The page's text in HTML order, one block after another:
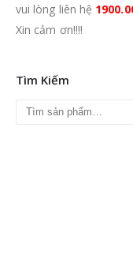
vui lòng liên hệ
Xin cảm ơn!!!!
Tìm Kiếm